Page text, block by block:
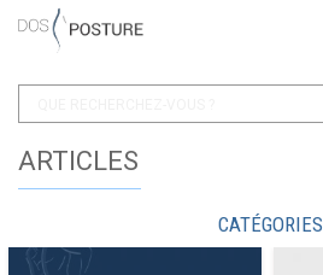
ARTICLES
CATÉGORIES